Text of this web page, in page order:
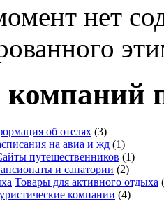
нет
компаний
об отелях (3)
на авиа и жд (1)
путешественников (1)
и санатории (2)
Товары для активного отдыха
компании (4)